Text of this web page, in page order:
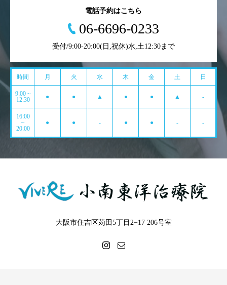
電話予約はこちら
06-6696-0233
受付/9:00-20:00(日,祝休)水,土12:30まで
時間 月 火 水 木 金 土 日
9:00 ~
12:30
● ● ▲ ● ● ▲ -
16:00
~
20:00
● ● - ● ● - -
大阪市住吉区苅田5丁目2−17 206号室